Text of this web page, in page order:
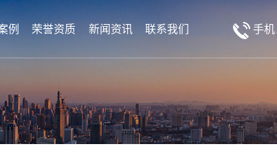
例 荣誉资质 新闻资讯 联系我们 手机